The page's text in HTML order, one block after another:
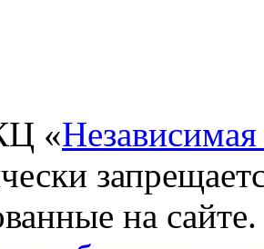
«Независимая
на сайте.